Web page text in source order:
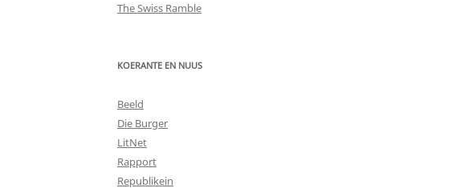
The Swiss Ramble
KOERANTE EN NUUS
Beeld
Die Burger
LitNet
Rapport
Republikein